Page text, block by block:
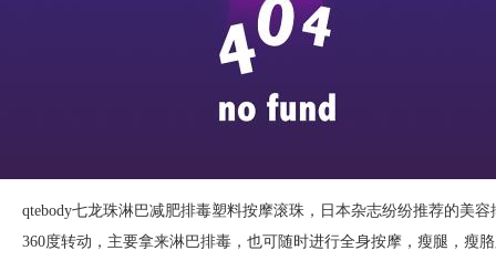
qtebody七龙珠淋巴减肥排毒塑料按摩滚珠，日本杂志纷纷推荐的美
360度转动，主要拿来淋巴排毒，也可随时进行全身按摩，瘦腿，瘦